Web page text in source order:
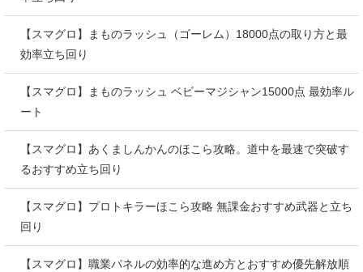
【スマグロ】まものラッシュ（ゴーレム）18000点の取り方と最
効率立ち回り
【スマグロ】まものラッシュ ベビーマジシャン15000点 最効率ル
ート
【スマグロ】あくましんかんのほこら攻略。道中を最速で突破す
るおすすめ立ち回り
【スマグロ】プロトキラーほこら攻略 無課金おすすめ武器と立ち
回り
【スマグロ】職業パネルの効率的な進め方とおすすめ優先解放順